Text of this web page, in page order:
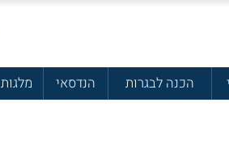
הכנה לבגרות הנדסאי מלגות